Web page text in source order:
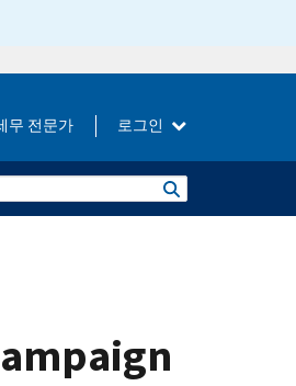
무 전문가 로그인